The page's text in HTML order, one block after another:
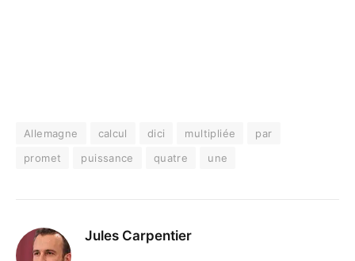
Allemagne calcul dici multipliée
par
promet
puissance quatre une
Jules Carpentier